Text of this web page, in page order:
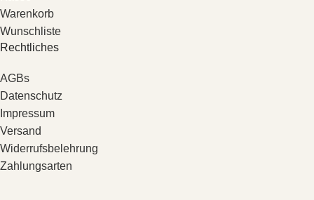
Warenkorb
Wunschliste
Rechtliches
AGBs
Datenschutz
Impressum
Versand
Widerrufsbelehrung
Zahlungsarten